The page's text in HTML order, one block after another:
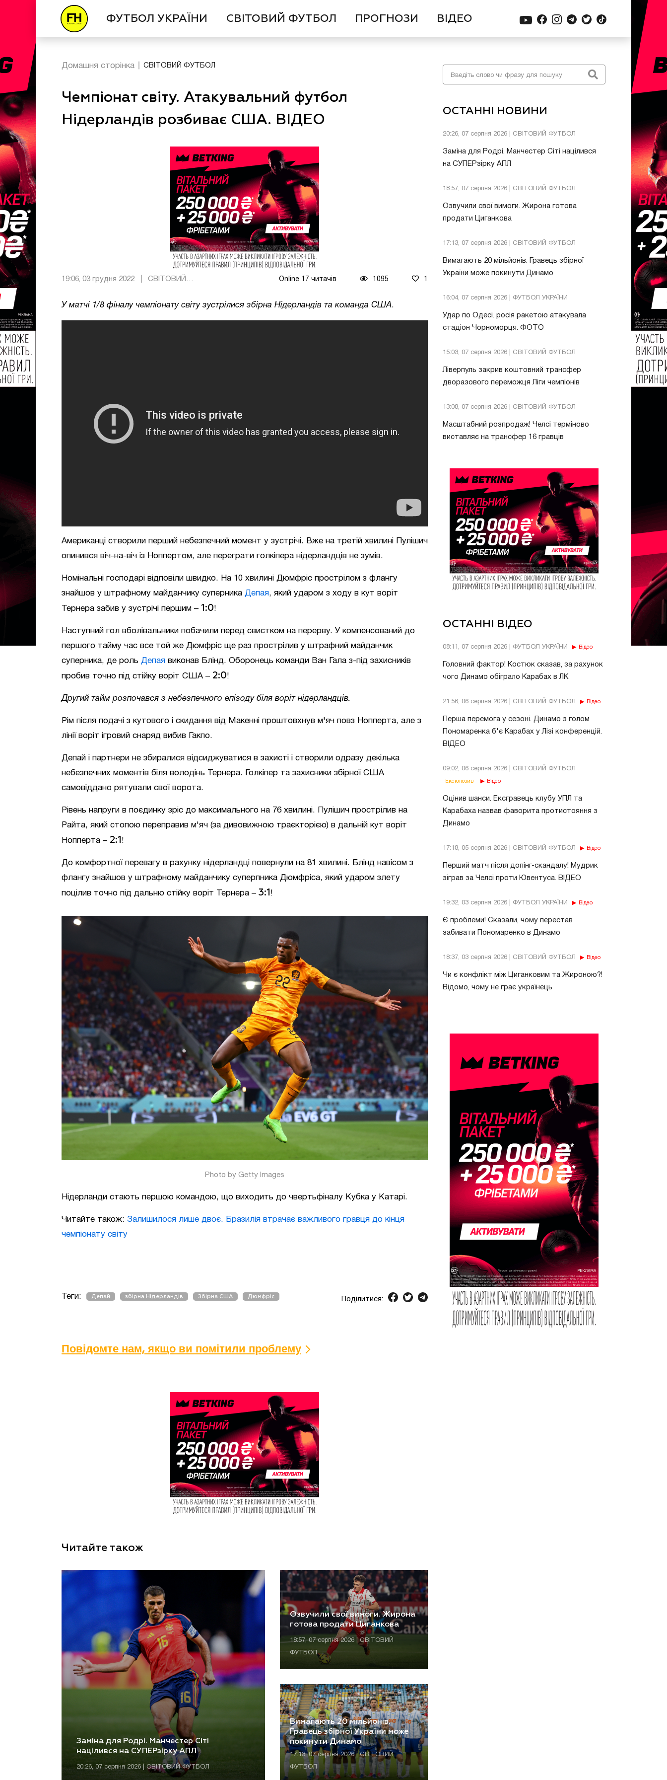
ФУТБОЛ УКРАЇНИ СВІТОВИЙ ФУТБОЛ ПРОГНОЗИ ВІДЕО
ОСТАННІ НОВИНИ
20:26, 07 серпня 2026 | СВІТОВИЙ ФУТБОЛ
Заміна для Родрі. Манчестер Сіті націлився
на СУПЕРзірку АПЛ
18:57, 07 серпня 2026 | СВІТОВИЙ ФУТБОЛ
Озвучили свої вимоги. Жирона готова
продати Циганкова
17:13, 07 серпня 2026 | СВІТОВИЙ ФУТБОЛ
Вимагають 20 мільйонів. Гравець збірної
України може покинути Динамо
16:04, 07 серпня 2026 | ФУТБОЛ УКРАЇНИ
Удар по Одесі. росія ракетою атакувала
стадіон Чорноморця. ФОТО
15:03, 07 серпня 2026 | СВІТОВИЙ ФУТБОЛ
Ліверпуль закрив коштовний трансфер
дворазового переможця Ліги чемпіонів
13:08, 07 серпня 2026 | СВІТОВИЙ ФУТБОЛ
Масштабний розпродаж! Челсі терміново
виставляє на трансфер 16 гравців
ОСТАННІ ВІДЕО
08:11, 07 серпня 2026 | ФУТБОЛ УКРАЇНИ Відео
Головний фактор! Костюк сказав, за рахунок
чого Динамо обіграло Карабах в ЛК
21:56, 06 серпня 2026 | СВІТОВИЙ ФУТБОЛ Відео
Перша перемога у сезоні. Динамо з голом
Пономаренка б'є Карабах у Лізі конференцій.
ВІДЕО
09:02, 06 серпня 2026 | СВІТОВИЙ ФУТБОЛ
Ексклюзив Відео
Оцінив шанси. Ексгравець клубу УПЛ та
Карабаха назвав фаворита протистояння з
Динамо
17:18, 05 серпня 2026 | СВІТОВИЙ ФУТБОЛ Відео
Перший матч після допінг-скандалу! Мудрик
зіграв за Челсі проти Ювентуса. ВІДЕО
19:32, 03 серпня 2026 | ФУТБОЛ УКРАЇНИ Відео
Є проблеми! Сказали, чому перестав
забивати Пономаренко в Динамо
18:37, 03 серпня 2026 | СВІТОВИЙ ФУТБОЛ Відео
Чи є конфлікт між Циганковим та Жироною?!
Відомо, чому не грає українець
Домашня сторінка СВІТОВИЙ ФУТБОЛ
Чемпіонат світу. Атакувальний футбол
Нідерландів розбиває США. ВІДЕО
19:06, 03 грудня 2022 Online 17 читачів 1095 1
У матчі 1/8 фіналу чемпіонату світу зустрілися збірна Нідерландів та команда США.
Американці створили перший небезпечний момент у зустрічі. Вже на третій хвилині Пулішич
опинився віч-на-віч із Ноппертом, але переграти голкіпера нідерландців не зумів.
Номінальні господарі відповіли швидко. На 10 хвилині Дюмфріс прострілом з флангу
знайшов у штрафному майданчику суперника Депая, який ударом з ходу в кут воріт
Тернера забив у зустрічі першим – 1:0!
Наступний гол вболівальники побачили перед свистком на перерву. У компенсований до
першого тайму час все той же Дюмфріс ще раз прострілив у штрафний майданчик
суперника, де роль Депая виконав Блінд. Оборонець команди Ван Гала з-під захисників
пробив точно під стійку воріт США – 2:0!
Другий тайм розпочався з небезпечного епізоду біля воріт нідерландців.
Рім після подачі з кутового і скидання від Макенні проштовхнув м'яч повз Нопперта, але з
лінії воріт ігровий снаряд вибив Гакпо.
Депай і партнери не збиралися відсиджуватися в захисті і створили одразу декілька
небезпечних моментів біля володінь Тернера. Голкіпер та захисники збірної США
самовіддано рятували свої ворота.
Рівень напруги в поєдинку зріс до максимального на 76 хвилині. Пулішич прострілив на
Райта, який стопою переправив м'яч (за дивовижною траєкторією) в дальній кут воріт
Нопперта – 2:1 !
До комфортної перевагу в рахунку нідерландці повернули на 81 хвилині. Блінд навісом з
флангу знайшов у штрафному майданчику суперпника Дюмфріса, який ударом злету
поцілив точно під дальню стійку воріт Тернера – 3:1 !
Photo by Getty Images
Нідерланди стають першою командою, що виходить до чвертьфіналу Кубка у Катарі.
Читайте також: Залишилося лише двоє. Бразилія втрачає важливого гравця до кінця
чемпіонату світу
Теги: Депай збірна Нідерландів Збірна США Дюмфріс Поділитися:
Повідомте нам, якщо ви помітили проблему
Читайте також
Заміна для Родрі. Манчестер Сіті
націлився на СУПЕРзірку АПЛ
20:26, 07 серпня 2026 | СВІТОВИЙ ФУТБОЛ
Озвучили свої вимоги. Жирона
готова продати Циганкова
18:57, 07 серпня 2026 | СВІТОВИЙ
ФУТБОЛ
Вимагають 20 мільйонів.
Гравець збірної України може
покинути Динамо
17:13, 07 серпня 2026 | СВІТОВИЙ
ФУТБОЛ